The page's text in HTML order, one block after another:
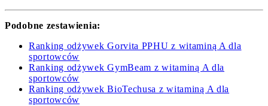
Podobne zestawienia:
Ranking odżywek Gorvita PPHU z witaminą A dla
sportowców
Ranking odżywek GymBeam z witaminą A dla
sportowców
Ranking odżywek BioTechusa z witaminą A dla
sportowców